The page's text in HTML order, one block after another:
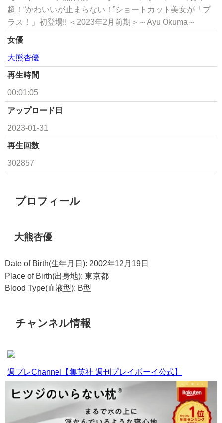
超！“かわいいが止まらない！”ショートカット美女が「プ
ラス！」初登場!! ＜2023年2月前期＞～Ayu Okuma～
女優
大熊杏優
再生時間
00:01:05
アップロード日
2023-01-31
再生回数
302857
プロフィール
大熊杏優
Date of Birth(生年月日): 2002年12月19日
Place of Birth(出身地): 東京都
Blood Type(血液型): B型
チャンネル情報
週プレChannel【集英社 週刊プレイボーイ公式】